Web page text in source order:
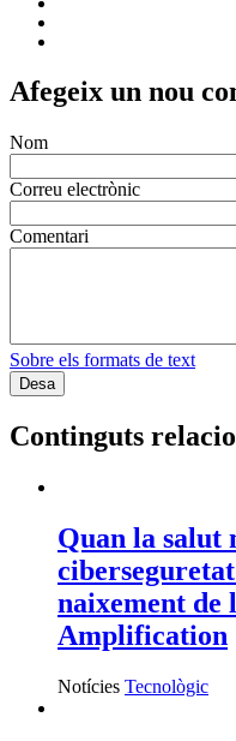
Afegeix un nou
Nom
Correu electrònic
Comentari
Sobre els formats de text
Continguts
Quan la salut
naixement
Amplification
Notícies Tecnològic